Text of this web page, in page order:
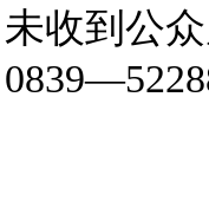
收到公